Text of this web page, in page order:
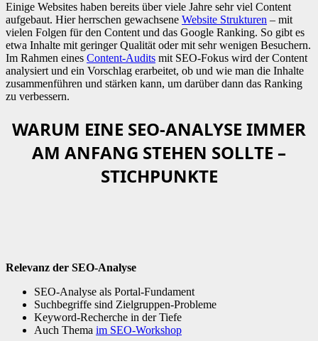
Einige Websites haben bereits über viele Jahre sehr viel Content
aufgebaut. Hier herrschen gewachsene Website Strukturen – mit
vielen Folgen für den Content und das Google Ranking. So gibt es
etwa Inhalte mit geringer Qualität oder mit sehr wenigen Besuchern.
Im Rahmen eines Content-Audits mit SEO-Fokus wird der Content
analysiert und ein Vorschlag erarbeitet, ob und wie man die Inhalte
zusammenführen und stärken kann, um darüber dann das Ranking
zu verbessern.
WARUM EINE SEO-ANALYSE IMMER
AM ANFANG STEHEN SOLLTE –
STICHPUNKTE
Relevanz der SEO-Analyse
SEO-Analyse als Portal-Fundament
Suchbegriffe sind Zielgruppen-Probleme
Keyword-Recherche in der Tiefe
Auch Thema im SEO-Workshop